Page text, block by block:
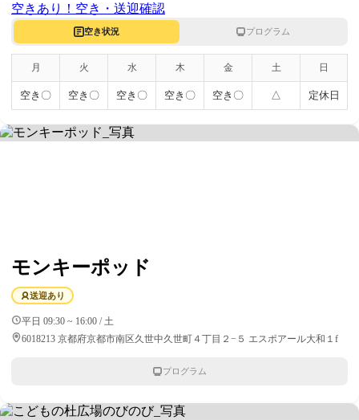
空きあり！ 空き・送迎確認
空き状況 プログラム
月 火 水 木 金 土 日
空き〇 空き〇 空き〇 空き〇 空き〇 △ 定休日
モンキーポッド
送迎あり
平日 09:30 ~ 16:00 / 土
6018213 京都府京都市南区久世中久世町４丁目２−５ エスポアール大和１f
プログラム